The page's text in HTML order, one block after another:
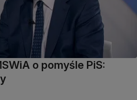
o pomyśle PiS: